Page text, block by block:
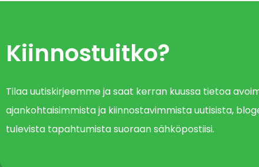
Kiinnostuitko?
Tilaa uutiskirjeemme ja saat kerran kuussa tietoa
ajankohtaisimmista ja kiinnostavimmista uutisista,
tulevista tapahtumista suoraan sähköpostiisi.